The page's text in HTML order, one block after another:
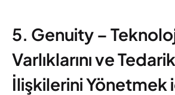
5. Genuity –
Varlıklarını ve
İlişkilerini Yönetmek